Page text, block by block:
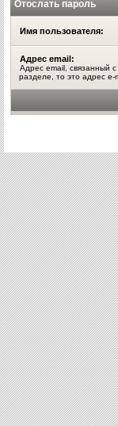
Отослать пароль
Имя пользователя:
Адрес email:
Адрес email, связанный
разделе, то это адрес e-